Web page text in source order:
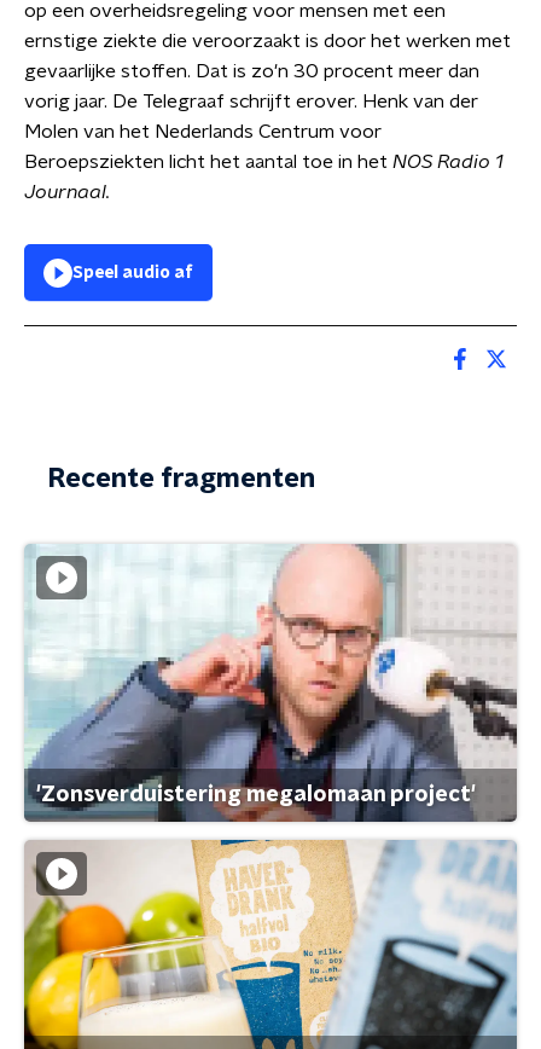
op een overheidsregeling voor mensen met een
ernstige ziekte die veroorzaakt is door het werken met
gevaarlijke stoffen. Dat is zo'n 30 procent meer dan
vorig jaar. De Telegraaf schrijft erover. Henk van der
Molen van het Nederlands Centrum voor
Beroepsziekten licht het aantal toe in het NOS Radio 1
Journaal.
Speel audio af
Recente fragmenten
'Zonsverduistering megalomaan project'